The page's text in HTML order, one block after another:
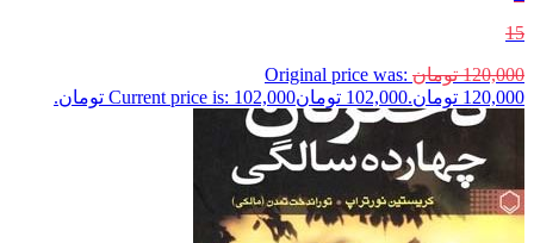
15
120,000 تومان Original price was:
120,000 تومان.
102,000 تومانCurrent price is: 102,000 تومان.